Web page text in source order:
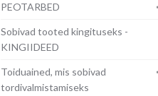
PEOTARBED
Sobivad tooted kingituseks -
KINGIIDEED
Toiduained, mis sobivad
tordivalmistamiseks